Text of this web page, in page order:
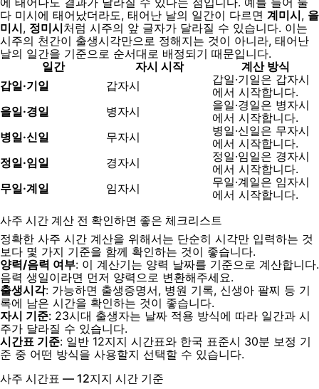
다 미시에 태어났더라도, 태어난 날의 일간이 다르면 계미시, 을
미시, 정미시처럼 시주의 앞 글자가 달라질 수 있습니다. 이는
시주의 천간이 출생시각만으로 정해지는 것이 아니라, 태어난
날의 일간을 기준으로 순서대로 배정되기 때문입니다.
일간
자시 시작
계산 방식
갑일·기일
갑자시
갑일·기일은 갑자시
에서 시작합니다.
을일·경일
병자시
을일·경일은 병자시
에서 시작합니다.
병일·신일
무자시
병일·신일은 무자시
에서 시작합니다.
정일·임일
경자시
정일·임일은 경자시
에서 시작합니다.
무일·계일
임자시
무일·계일은 임자시
에서 시작합니다.
사주 시간 계산 전 확인하면 좋은 체크리스트
정확한 사주 시간 계산을 위해서는 단순히 시각만 입력하는 것
보다 몇 가지 기준을 함께 확인하는 것이 좋습니다.
양력/음력 여부: 이 계산기는 양력 날짜를 기준으로 계산합니다.
음력 생일이라면 먼저 양력으로 변환해주세요.
출생시각: 가능하면 출생증명서, 병원 기록, 신생아 팔찌 등 기
록에 남은 시간을 확인하는 것이 좋습니다.
자시 기준: 23시대 출생자는 날짜 적용 방식에 따라 일간과 시
주가 달라질 수 있습니다.
시간표 기준: 일반 12지지 시간표와 한국 표준시 30분 보정 기
준 중 어떤 방식을 사용할지 선택할 수 있습니다.
사주 시간표 — 12지지 시간 기준